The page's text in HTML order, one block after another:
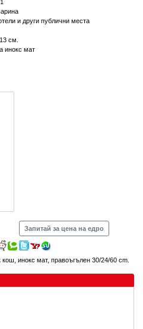
и други публични места
см.
инокс мат
Запитай за цена на едро
кош, инокс мат, правоъгълен 30/24/60 cm.